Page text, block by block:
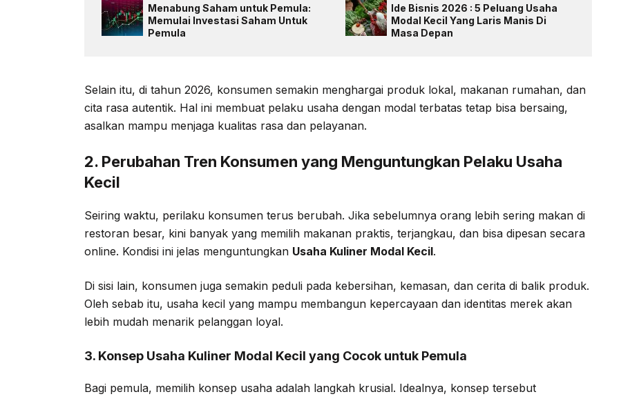
Menabung Saham untuk Pemula:
Memulai Investasi Saham Untuk
Pemula
Ide Bisnis 2026 : 5 Peluang Usaha
Modal Kecil Yang Laris Manis Di
Masa Depan
Selain itu, di tahun 2026, konsumen semakin menghargai produk lokal, makanan rumahan, dan
cita rasa autentik. Hal ini membuat pelaku usaha dengan modal terbatas tetap bisa bersaing,
asalkan mampu menjaga kualitas rasa dan pelayanan.
2. Perubahan Tren Konsumen yang Menguntungkan Pelaku Usaha
Kecil
Seiring waktu, perilaku konsumen terus berubah. Jika sebelumnya orang lebih sering makan di
restoran besar, kini banyak yang memilih makanan praktis, terjangkau, dan bisa dipesan secara
online. Kondisi ini jelas menguntungkan Usaha Kuliner Modal Kecil.
Di sisi lain, konsumen juga semakin peduli pada kebersihan, kemasan, dan cerita di balik produk.
Oleh sebab itu, usaha kecil yang mampu membangun kepercayaan dan identitas merek akan
lebih mudah menarik pelanggan loyal.
3. Konsep Usaha Kuliner Modal Kecil yang Cocok untuk Pemula
Bagi pemula, memilih konsep usaha adalah langkah krusial. Idealnya, konsep tersebut